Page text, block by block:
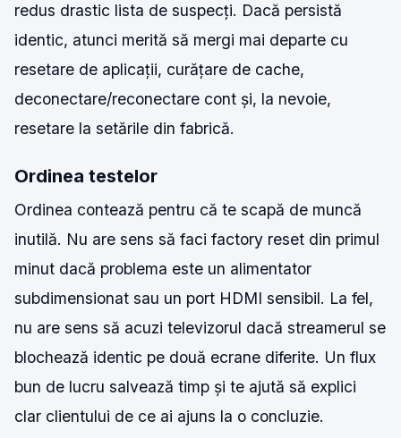
redus drastic lista de suspecți. Dacă persistă
identic, atunci merită să mergi mai departe cu
resetare de aplicații, curățare de cache,
deconectare/reconectare cont și, la nevoie,
resetare la setările din fabrică.
Ordinea testelor
Ordinea contează pentru că te scapă de muncă
inutilă. Nu are sens să faci factory reset din primul
minut dacă problema este un alimentator
subdimensionat sau un port HDMI sensibil. La fel,
nu are sens să acuzi televizorul dacă streamerul se
blochează identic pe două ecrane diferite. Un flux
bun de lucru salvează timp și te ajută să explici
clar clientului de ce ai ajuns la o concluzie.